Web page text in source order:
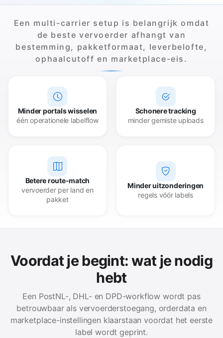
Een multi-carrier setup is belangrijk omdat
de beste vervoerder afhangt van
bestemming, pakketformaat, leverbelofte,
ophaalcutoff en marketplace-eis.
Minder portals wisselen
één operationele labelflow
Schonere tracking
minder gemiste uploads
Betere route-match
vervoerder per land en
pakket
Minder uitzonderingen
regels vóór labels
Voordat je begint: wat je nodig
hebt
Een PostNL-, DHL- en DPD-workflow wordt pas
betrouwbaar als vervoerderstoegang, orderdata en
marketplace-instellingen klaarstaan voordat het eerste
label wordt geprint.